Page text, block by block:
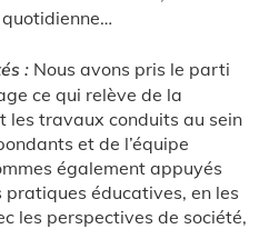
: Nous avons pris le parti
ce qui relève de la
les travaux conduits au sein
et de l’équipe
également appuyés
éducatives, en les
les perspectives de société,